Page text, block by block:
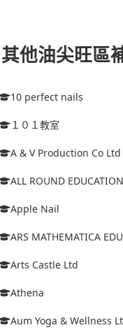
其他油尖旺區
10 perfect nails
１０１教室
A & V Production Co Ltd
ALL ROUND
Apple Nail
ARS MATHEMATICA
Arts Castle Ltd
Athena
Aum Yoga & Wellness